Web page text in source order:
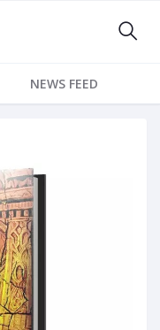
NEWS FEED